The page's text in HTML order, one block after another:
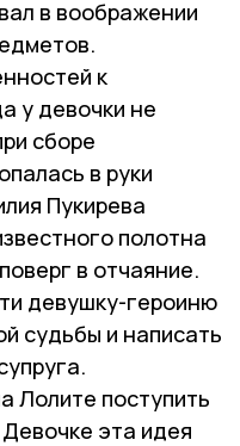
в воображении
к
у девочки не
сборе
в руки
Пукирева
полотна
в отчаяние.
девушку-героиню
судьбы и написать
Лолите поступить
эта идея